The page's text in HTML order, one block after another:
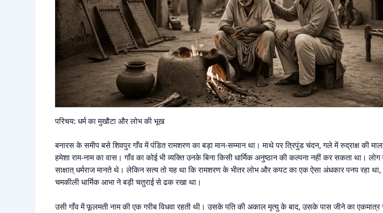
परिचय: धर्म का मुखौटा और लोभ की भूख
बनारस के समीप बसे शिवपुर गाँव में पंडित रामशरण का बड़ा मान-सम्मान था। माथे पर त्रिपुंड चंदन, गले में रुद्राक्ष की
हमेशा राम-नाम का वास। गाँव का कोई भी व्यक्ति उनके बिना किसी धार्मिक अनुष्ठान की कल्पना नहीं कर सकता था। लोग
साक्षात् धर्मराज मानते थे। लेकिन सत्य तो यह था कि रामशरण के भीतर लोभ और कपट का एक ऐसा अंधकार पनप रहा
चमकीली धार्मिक आभा ने बड़ी चतुराई से ढक रखा था।
उसी गाँव में फूलमती नाम की एक गरीब विधवा रहती थी। उसके पति की अकाल मृत्यु के बाद, उसके पास जीने का एकमात्र